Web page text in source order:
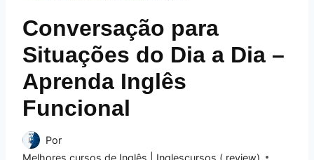
Conversação para
Situações do Dia a Dia –
Aprenda Inglês
Funcional
Por
Melhores cursos de Inglês | Inglescursos ( review)